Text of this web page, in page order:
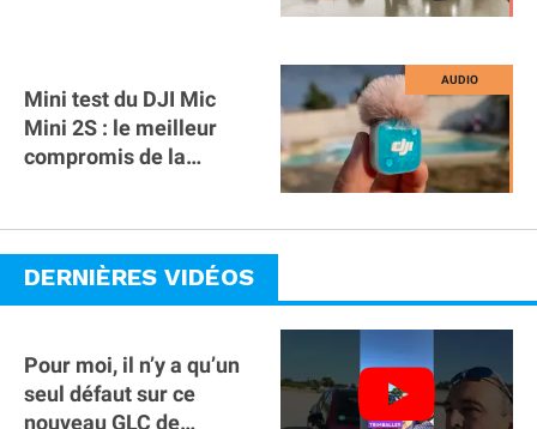
Mini test du DJI Mic
Mini 2S : le meilleur
compromis de la
DERNIÈRES VIDÉOS
Pour moi, il n’y a qu’un
seul défaut sur ce
nouveau GLC de